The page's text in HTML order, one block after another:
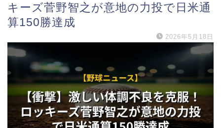
キーズ菅野智之が意地の力投で日米通
算150勝達成
2026年5月18日